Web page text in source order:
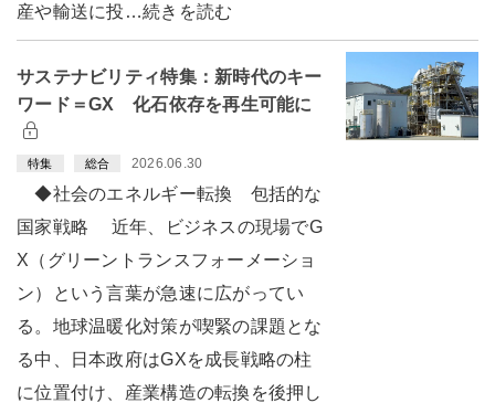
産や輸送に投…続きを読む
サステナビリティ特集：新時代のキー
ワード＝GX 化石依存を再生可能に
特集 総合 2026.06.30
◆社会のエネルギー転換 包括的な
国家戦略 近年、ビジネスの現場でG
X（グリーントランスフォーメーショ
ン）という言葉が急速に広がってい
る。地球温暖化対策が喫緊の課題とな
る中、日本政府はGXを成長戦略の柱
に位置付け、産業構造の転換を後押し